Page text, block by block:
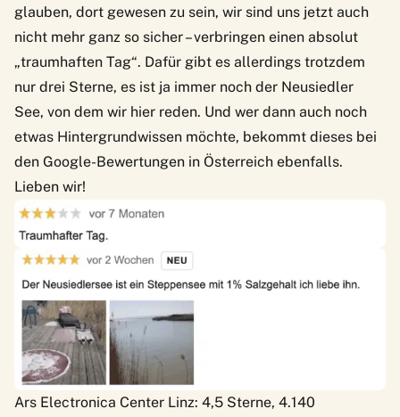
glauben, dort gewesen zu sein, wir sind uns jetzt auch
nicht mehr ganz so sicher – verbringen einen absolut
„traumhaften Tag“. Dafür gibt es allerdings trotzdem
nur drei Sterne, es ist ja immer noch der Neusiedler
See, von dem wir hier reden. Und wer dann auch noch
etwas Hintergrundwissen möchte, bekommt dieses bei
den Google-Bewertungen in Österreich ebenfalls.
Lieben wir!
Ars Electronica Center Linz: 4,5 Sterne, 4.140